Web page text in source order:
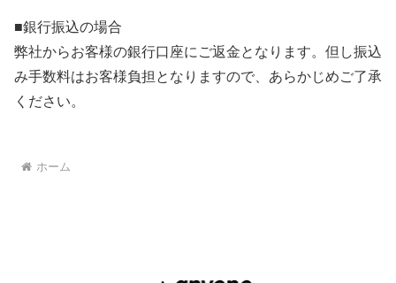
■銀行振込の場合
弊社からお客様の銀行口座にご返金となります。但し振込
み手数料はお客様負担となりますので、あらかじめご了承
ください。
ホーム